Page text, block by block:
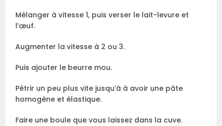
Mélanger à vitesse 1, puis verser le lait-levure et
l’œuf.
Augmenter la vitesse à 2 ou 3.
Puis ajouter le beurre mou.
Pétrir un peu plus vite jusqu’à à avoir une pâte
homogène et élastique.
Faire une boule que vous laissez dans la cuve.